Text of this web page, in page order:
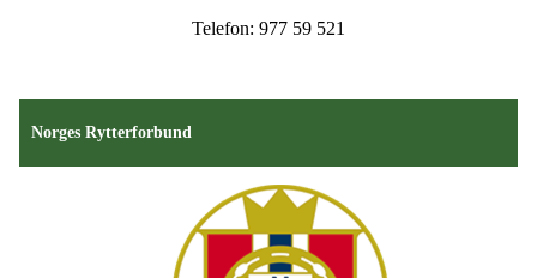
Telefon: 977 59 521
Norges Rytterforbund